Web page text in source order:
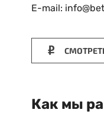
E-mail:
Как мы